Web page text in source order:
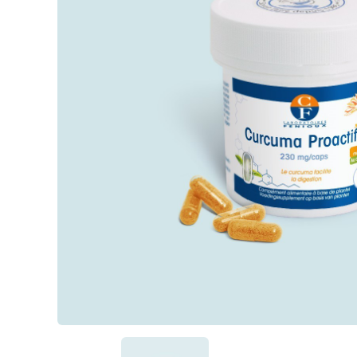
SafraZen®
Trypto B6
Magnésium
Griffonia
Hericium
Magnésium
LithoGinkgo